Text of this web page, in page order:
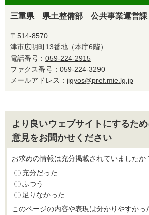
三重県 県土整備部 公共事業運営課
〒514-8570
津市広明町13番地（本庁6階）
電話番号： 059-224-2915
ファクス番号：059-224-3290
メールアドレス： jigyos@pref.mie.lg.jp
より良いウェブサイトにするた
意見をお聞かせください
お求めの情報は充分掲載されていましたか
充分だった
ふつう
足りなかった
このページの内容や表現は分かりやすかっ